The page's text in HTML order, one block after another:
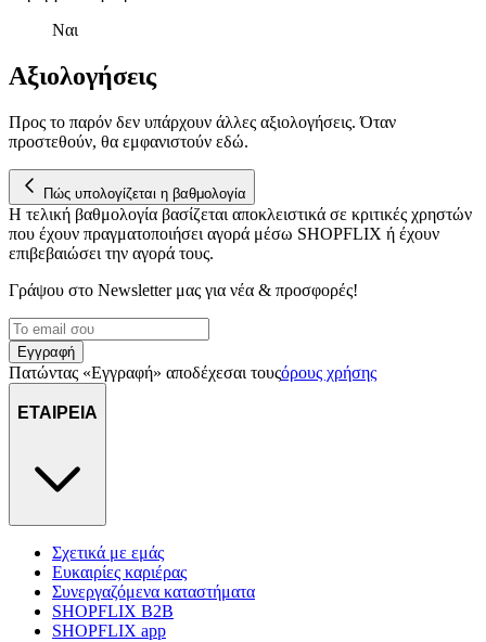
μας επεξεργαζόμαστε προσωπικά σας δεδομένα, π.χ. τη
για να αποθηκεύουμε και να έχουμε πρόσβαση σε πληροφορίες
στη συσκευή σας, με σκοπό την προβολή εξατομικευμένων
διαφημίσεις και περιεχόμενο, την καλύτερη εικόνα του κοινού
μας και την ανάπτυξη προϊόντων. Επίσης, κοινοποιούμε
πληροφορίες σχετικά με την από μέρους σας χρήση της
τοποθεσίας μας στους συνεργάτες μέσων κοινωνικής
δικτύωσης, διαφημίσεων και ανάλυσης.
Ναι
Αξιολογήσεις
Προς το παρόν δεν υπάρχουν άλλες αξιολογήσεις. Όταν
προστεθούν, θα εμφανιστούν εδώ.
Πώς υπολογίζεται η βαθμολογία
Η τελική βαθμολογία βασίζεται αποκλειστικά σε κριτικές χρηστών
που έχουν πραγματοποιήσει αγορά μέσω SHOPFLIX ή έχουν
επιβεβαιώσει την αγορά τους.
Γράψου στο Νewsletter μας για νέα & προσφορές!
Εγγραφή
Πατώντας «Εγγραφή» αποδέχεσαι τουςόρους χρήσης
ΕΤΑΙΡΕΙΑ
Σχετικά με εμάς
Ευκαιρίες καριέρας
Συνεργαζόμενα καταστήματα
SHOPFLIX B2B
SHOPFLIX app